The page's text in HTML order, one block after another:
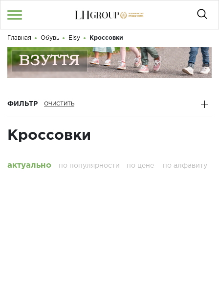
Войти / Регистрация
050 187 33 33
График работы с 9:00 до 21:00
О НАС
КОНТАКТЫ
Здравствуйте! Что вы ищете?
Главная Обувь Elsy Кроссовки
ФИЛЬТР
Кроссовки
актуально по популярности по цене по алфавиту